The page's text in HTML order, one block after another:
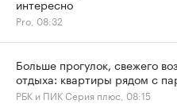
интересно
Pro, 08:32
Больше прогулок, свежего
отдыха: квартиры рядом с
РБК и ПИК Серия плюс, 08:15